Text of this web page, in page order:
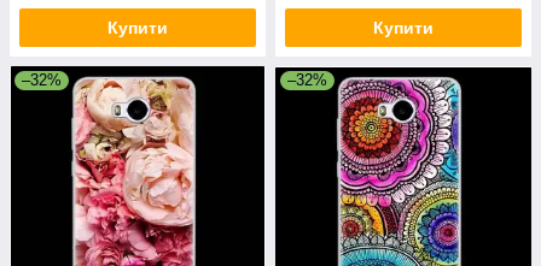
Купити Купити
–32% –32%